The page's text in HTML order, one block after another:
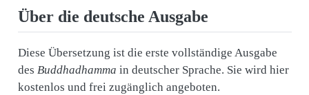
Über die deutsche Ausgabe
Diese Übersetzung ist die erste vollständige Ausgabe
des Buddhadhamma in deutscher Sprache. Sie wird hier
kostenlos und frei zugänglich angeboten.